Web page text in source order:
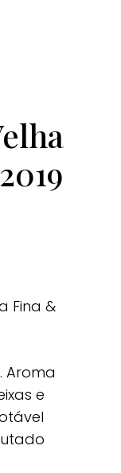
Fina &
Aroma
e